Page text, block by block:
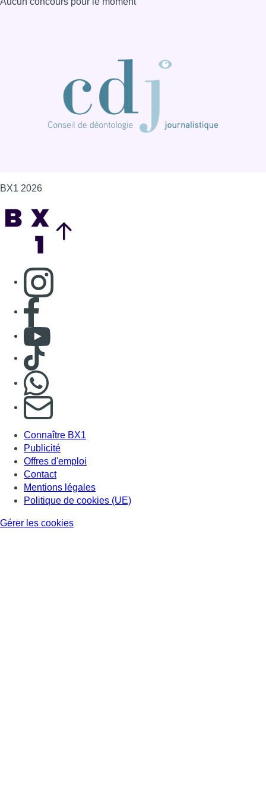
BX1 2026
Consulter page Instagram
Consulter page Facebook
Consulter Youtube
Consulter TikTok
S'abonner à notre newsletter
Connaître BX1
Publicité
Offres d'emploi
Contact
Mentions légales
Politique de cookies (UE)
Gérer les cookies